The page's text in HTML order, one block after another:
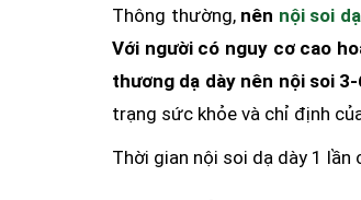
Thông thường, nên nội soi
Với người có nguy cơ cao
thương dạ dày nên nội soi
trạng sức khỏe và chỉ định
Thời gian nội soi dạ dày 1